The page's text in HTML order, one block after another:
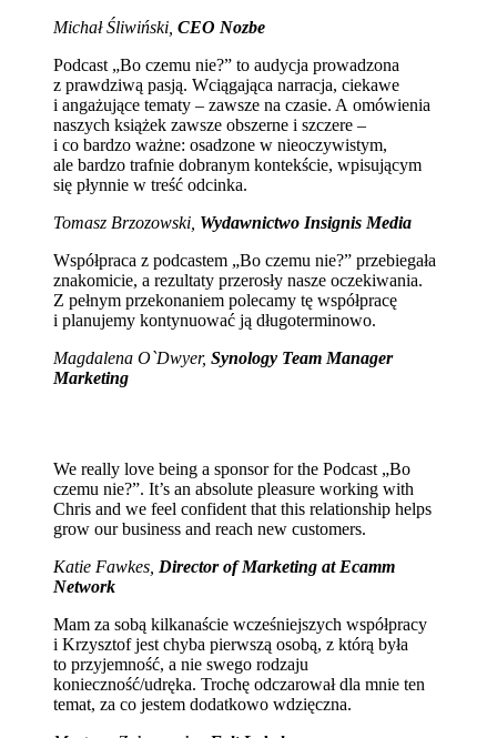
Michał Śliwiński, CEO Nozbe
Podcast „Bo czemu nie?” to audycja prowadzona
z prawdziwą pasją. Wciągająca narracja, ciekawe
i angażujące tematy – zawsze na czasie. A omówienia
naszych książek zawsze obszerne i szczere –
i co bardzo ważne: osadzone w nieoczywistym,
ale bardzo trafnie dobranym kontekście, wpisującym
się płynnie w treść odcinka.
Tomasz Brzozowski, Wydawnictwo Insignis Media
Współpraca z podcastem „Bo czemu nie?” przebiegała
znakomicie, a rezultaty przerosły nasze oczekiwania.
Z pełnym przekonaniem polecamy tę współpracę
i planujemy kontynuować ją długoterminowo.
Magdalena O`Dwyer, Synology Team Manager
Marketing
We really love being a sponsor for the Podcast „Bo
czemu nie?”. It’s an absolute pleasure working with
Chris and we feel confident that this relationship helps
grow our business and reach new customers.
Katie Fawkes, Director of Marketing at Ecamm
Network
Mam za sobą kilkanaście wcześniejszych współpracy
i Krzysztof jest chyba pierwszą osobą, z którą była
to przyjemność, a nie swego rodzaju
konieczność/udręka. Trochę odczarował dla mnie ten
temat, za co jestem dodatkowo wdzięczna.